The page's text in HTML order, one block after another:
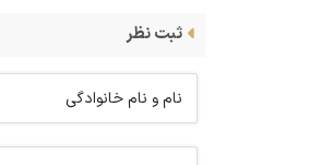
ثبت نظر